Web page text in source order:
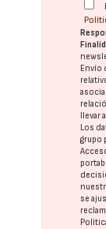
Envío
Los
grupo
se